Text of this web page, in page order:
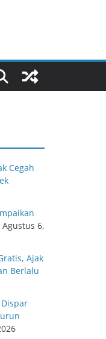
Cegah
Agustus 6,
Ajak
Berlalu